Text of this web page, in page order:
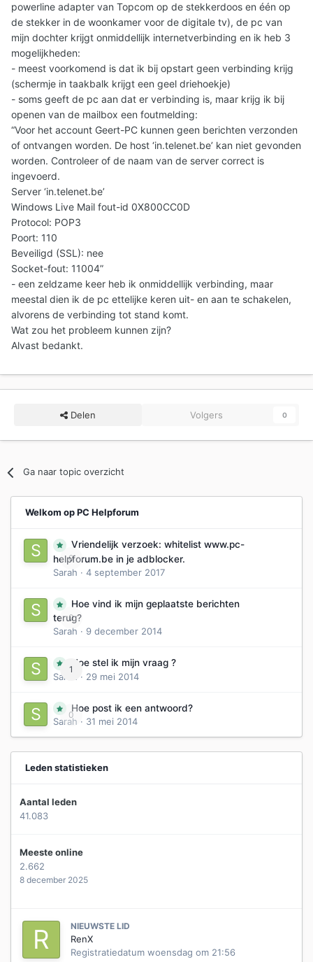
powerline adapter van Topcom op de stekkerdoos en één op
de stekker in de woonkamer voor de digitale tv), de pc van
mijn dochter krijgt onmiddellijk internetverbinding en ik heb 3
mogelijkheden:
- meest voorkomend is dat ik bij opstart geen verbinding krijg
(schermje in taakbalk krijgt een geel driehoekje)
- soms geeft de pc aan dat er verbinding is, maar krijg ik bij
openen van de mailbox een foutmelding:
“Voor het account Geert-PC kunnen geen berichten verzonden
of ontvangen worden. De host ‘in.telenet.be’ kan niet gevonden
worden. Controleer of de naam van de server correct is
ingevoerd.
Server ‘in.telenet.be’
Windows Live Mail fout-id 0X800CC0D
Protocol: POP3
Poort: 110
Beveiligd (SSL): nee
Socket-fout: 11004”
- een zeldzame keer heb ik onmiddellijk verbinding, maar
meestal dien ik de pc ettelijke keren uit- en aan te schakelen,
alvorens de verbinding tot stand komt.
Wat zou het probleem kunnen zijn?
Alvast bedankt.
Delen Volgers 0
Ga naar topic overzicht
Welkom op PC Helpforum
0
Vriendelijk verzoek: whitelist www.pc-
helpforum.be in je adblocker.
Sarah · 4 september 2017
0
Hoe vind ik mijn geplaatste berichten
terug?
Sarah · 9 december 2014
1
Hoe stel ik mijn vraag ?
Sarah
· 29 mei 2014
0
Hoe post ik een antwoord?
Sarah · 31 mei 2014
Leden statistieken
Aantal leden
41.083
Meeste online
2.662
8 december 2025
NIEUWSTE LID
RenX
Registratiedatum woensdag om 21:56